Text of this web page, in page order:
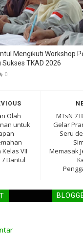
Mengikuti Workshop
TKAD 2026
0
MTsN 7
Gelar
Seru
Memasak
Olah
untuk
Kelas VII
7 Bantul